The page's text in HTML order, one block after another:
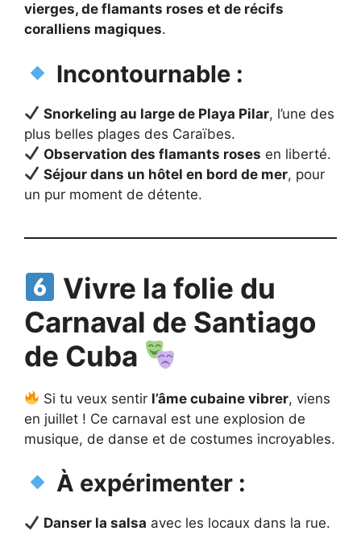
vierges, de flamants roses et de récifs
coralliens magiques.
Incontournable :
Snorkeling au large de Playa Pilar, l’une des
plus belles plages des Caraïbes.
Observation des flamants roses en liberté.
Séjour dans un hôtel en bord de mer, pour
un pur moment de détente.
Vivre la folie du
Carnaval de Santiago
de Cuba
Si tu veux sentir l’âme cubaine vibrer, viens
en juillet ! Ce carnaval est une explosion de
musique, de danse et de costumes incroyables.
À expérimenter :
Danser la salsa avec les locaux dans la rue.